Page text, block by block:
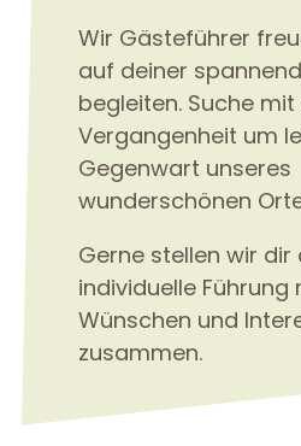
Wir Gästeführer
auf deiner
begleiten. Suche
Vergangenheit um
Gegenwart unseres
wunderschönen
Gerne stellen wir dir
individuelle Führung
Wünschen und
zusammen.